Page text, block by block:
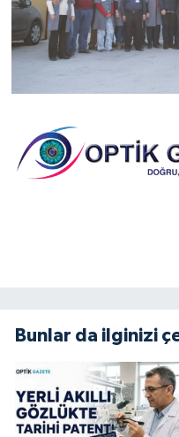
Bunlar da ilginizi